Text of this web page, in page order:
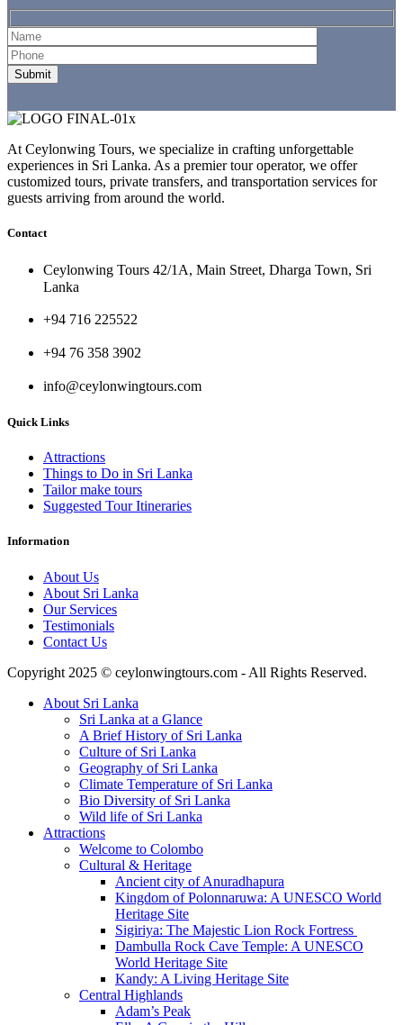
At Ceylonwing Tours, we specialize in crafting unforgettable
experiences in Sri Lanka. As a premier tour operator, we offer
customized tours, private transfers, and transportation services for
guests arriving from around the world.
Contact
Ceylonwing Tours 42/1A, Main Street, Dharga Town, Sri
Lanka
+94 716 225522
+94 76 358 3902
info@ceylonwingtours.com
Quick Links
Attractions
Things to Do in Sri Lanka
Tailor make tours
Suggested Tour Itineraries
Information
About Us
About Sri Lanka
Our Services
Testimonials
Contact Us
Copyright 2025 © ceylonwingtours.com - All Rights Reserved.
About Sri Lanka
Sri Lanka at a Glance
A Brief History of Sri Lanka
Culture of Sri Lanka
Geography of Sri Lanka
Climate Temperature of Sri Lanka
Bio Diversity of Sri Lanka
Wild life of Sri Lanka
Attractions
Welcome to Colombo
Cultural & Heritage
Ancient city of Anuradhapura
Kingdom of Polonnaruwa: A UNESCO World
Heritage Site
Sigiriya: The Majestic Lion Rock Fortress
Dambulla Rock Cave Temple: A UNESCO
World Heritage Site
Kandy: A Living Heritage Site
Central Highlands
Adam’s Peak